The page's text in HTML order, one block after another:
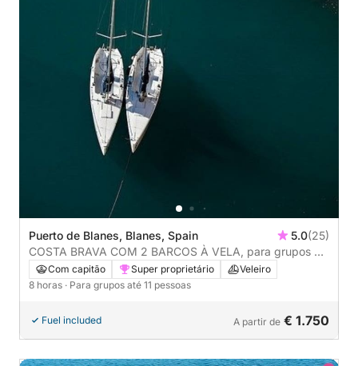
Puerto de Blanes, Blanes, Spain 5.0(25)
COSTA BRAVA COM 2 BARCOS À VELA, para grupos de
até 22 pessoas, 8 horas
Com capitão Super proprietário
Veleiro
8 horas · Para grupos até 11 pessoas
Fuel included A partir de € 1.750